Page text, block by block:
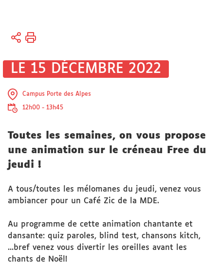
Vous
Accueil
LE 15 DÉCEMBRE 2022
Campus Porte des Alpes
12h00 - 13h45
Toutes les semaines, on vous propose
une animation sur le créneau Free du
jeudi !
A tous/toutes les mélomanes du jeudi, venez vous
ambiancer pour un Café Zic de la MDE.
Au programme de cette animation chantante et
dansante: quiz paroles, blind test, chansons kitch,
...bref venez vous divertir les oreilles avant les
chants de Noël!